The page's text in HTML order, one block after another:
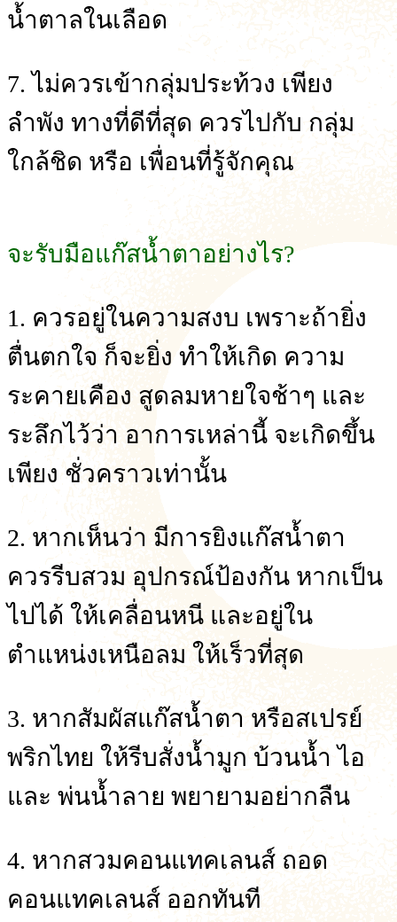
น้ำตาลในเลือด
7. ไม่ควรเข้ากลุ่มประท้วง เพียง
ลำพัง ทางที่ดีที่สุด ควรไปกับ กลุ่ม
ใกล้ชิด หรือ เพื่อนที่รู้จักคุณ
จะรับมือแก๊สน้ำตาอย่างไร?
1. ควรอยู่ในความสงบ เพราะถ้ายิ่ง
ตื่นตกใจ ก็จะยิ่ง ทำให้เกิด ความ
ระคายเคือง สูดลมหายใจช้าๆ และ
ระลึกไว้ว่า อาการเหล่านี้ จะเกิดขึ้น
เพียง ชั่วคราวเท่านั้น
2. หากเห็นว่า มีการยิงแก๊สน้ำตา
ควรรีบสวม อุปกรณ์ป้องกัน หากเป็น
ไปได้ ให้เคลื่อนหนี และอยู่ใน
ตำแหน่งเหนือลม ให้เร็วที่สุด
3. หากสัมผัสแก๊สน้ำตา หรือสเปรย์
พริกไทย ให้รีบสั่งน้ำมูก บ้วนน้ำ ไอ
และ พ่นน้ำลาย พยายามอย่ากลืน
4. หากสวมคอนแทคเลนส์ ถอด
คอนแทคเลนส์ ออกทันที